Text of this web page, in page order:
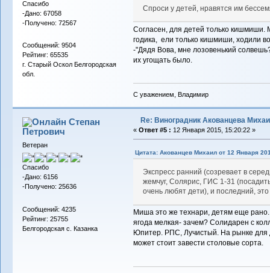
Спасибо
-Дано: 67058
-Получено: 72567
Сообщений: 9504
Рейтинг: 65535
г. Старый Оскол Белгородская
обл.
Спроси у детей, нравятся им
Согласен, для детей только кишмиши.
годика, ели только кишмиши, ходили
-"Дядя Вова, мне лозовенький
их угощать было.
С уважением, Владимир
Степан
Петрович
Ветеран
Спасибо
-Дано: 6156
-Получено: 25636
Сообщений: 4235
Рейтинг: 25755
Белгородская с. Казанка
Re: Виноградник Акованцева
« Ответ #5 : 12 Января 2015, 15:20:22 »
Цитата: Акованцев Михаил от 12 Января
Экспресс ранний (созревает в
жемчуг, Солярис, ГИС 1-31
очень любят дети), и последний,
Миша это же технари, детям еще рано.
ягода мелкая- зачем? Солидарен с
Юпитер. РПС, Лучистый. На рынке
может стоит завести столовые сорта.